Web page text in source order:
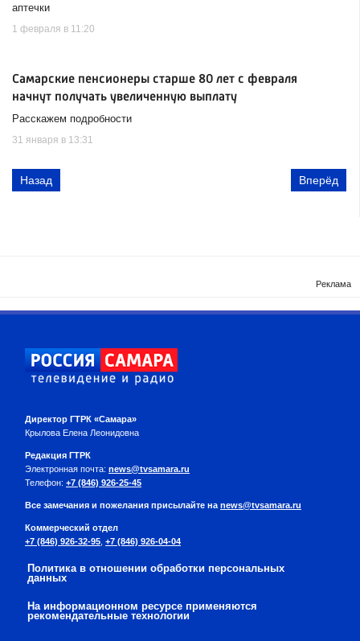
аптечки
1 февраля в 11:20
Самарские пенсионеры старше 80 лет с февраля
начнут получать увеличенную выплату
Расскажем подробности
31 января в 13:31
Назад Вперёд
Директор ГТРК «Самара»
Крылова Елена Леонидовна
Редакция ГТРК
Электронная почта: news@tvsamara.ru
Телефон: +7 (846) 926-25-45
Все замечания и пожелания присылайте на news@tvsamara.ru
Коммерческий отдел
+7 (846) 926-32-95 +7 (846) 926-04-04
Политика в отношении обработки персональных
данных
На информационном ресурсе применяются
рекомендательные технологии